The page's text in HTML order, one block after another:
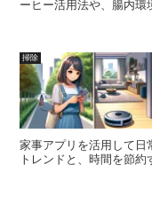
ーヒー活用法や、腸内環
掃除
家事アプリを活用して
トレンドと、時間を節約